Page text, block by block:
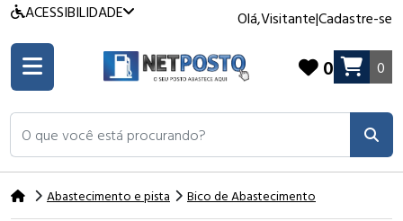
ACESSIBILIDADE Olá,Visitante|Cadastre-se
O que você está procurando?
0 0
Abastecimento e pista Bico de Abastecimento